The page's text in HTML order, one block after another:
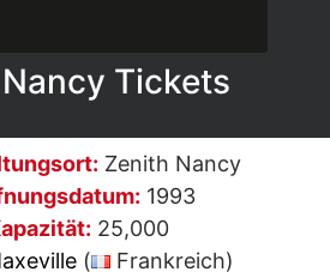
Tickets
Zenith Nancy
1993
25,000
(
Frankreich)